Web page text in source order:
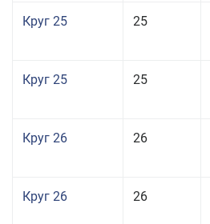
Круг 25 25
Круг 25 25
Круг 26 26
Круг 26 26